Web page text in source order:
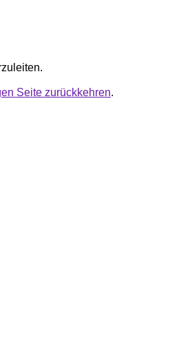
Seite zurückkehren.